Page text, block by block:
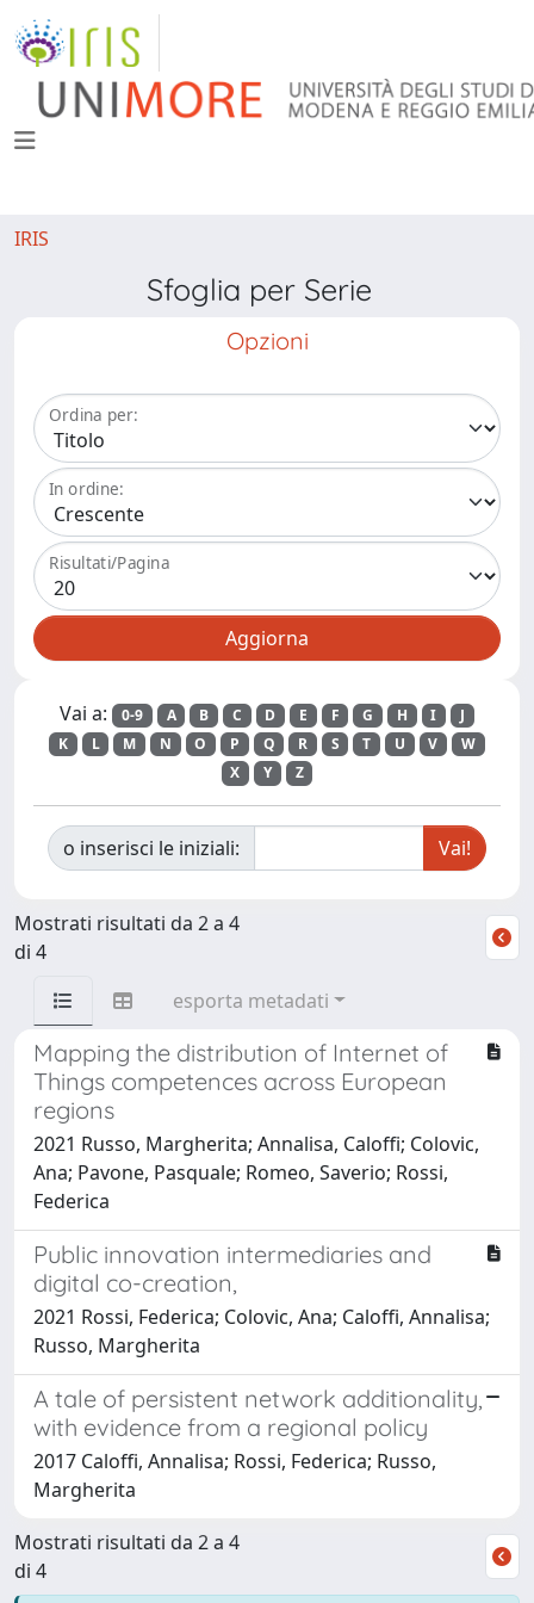
IRIS
Sfoglia per Serie
Opzioni
Ordina per:
In ordine:
Risultati/Pagina
Vai a: 0-9 A B C D E F G H I
J
K
L M N O P Q R S T U V
W
X
Y Z
o inserisci le iniziali:
Mostrati risultati da 2 a 4
di 4
esporta metadati
Mapping the distribution of Internet of
Things competences across European
regions
2021 Russo, Margherita; Annalisa, Caloffi; Colovic,
Ana; Pavone, Pasquale; Romeo, Saverio; Rossi,
Federica
Public innovation intermediaries and
digital co-creation,
2021 Rossi, Federica; Colovic, Ana; Caloffi, Annalisa;
Russo, Margherita
A tale of persistent network additionality,
with evidence from a regional policy
2017 Caloffi, Annalisa; Rossi, Federica; Russo,
Margherita
Mostrati risultati da 2 a 4
di 4